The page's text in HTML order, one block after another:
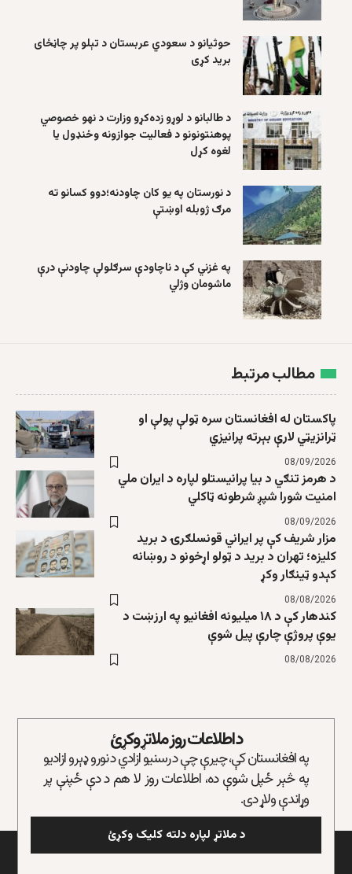
حوثیانو د سعودي عربستان د تېلو پر چاڼځای
برید کړی
د طالبانو د لوړو زده‌کړو وزارت د نهو خصوصي
پوهنتونونو د فعالیت جوازونه وځنډول یا
لغوه کړل
د نورستان په یو کان چاودنه؛دوو کسانو ته
مرګ ژوبله اوښتې
په غزني کې د ناچاودې سرګلولې چاودنې درې
ماشومان وژلي
مطالب مرتبط
پاکستان له افغانستان سره ټولې پولې او
ټرانزیټي لارې بېرته پرانیزي
08/09/2026
د هرمز تنګي د بیا پرانیستلو لپاره د ایران ملي
امنیت شورا شپږ شرطونه ټاکلي
08/09/2026
مزار شریف کې پر ایراني قونسلګرۍ د برید
کلیزه؛ تهران د برید د ټولو اړخونو د روښانه
کېدو ټینګار وکړ
08/08/2026
کندهار کې د ۱۸ میلیونه افغانیو په ارزښت د
یوې پروژې چارې پیل شوې
08/08/2026
د اطلاعات روز ملاتړ وکړئ
په افغانستان کې، چیرې چې د رسنیو ازادي د نورو ډېرو ازادیو
په څېر ځپل شوې ده، اطلاعات روز لا هم د دې ځپنې پر
وړاندې ولاړ دی.
د ملاتړ لپاره دلته کلیک وکړئ